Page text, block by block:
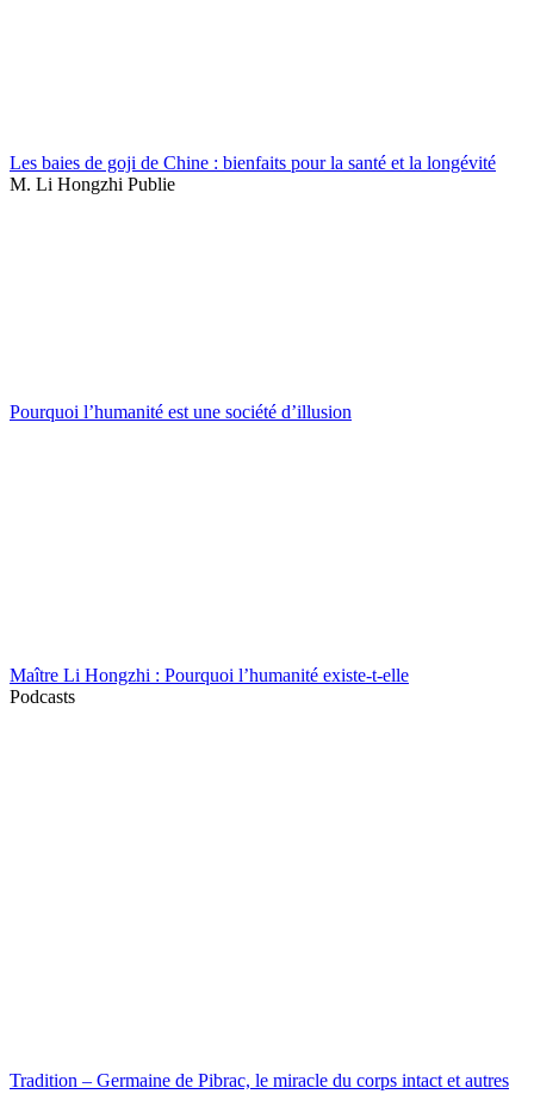
Les baies de goji de Chine : bienfaits pour la santé et la longévité
M. Li Hongzhi Publie
Pourquoi l’humanité est une société d’illusion
Maître Li Hongzhi : Pourquoi l’humanité existe-t-elle
Podcasts
Tradition – Germaine de Pibrac, le miracle du corps intact et autres